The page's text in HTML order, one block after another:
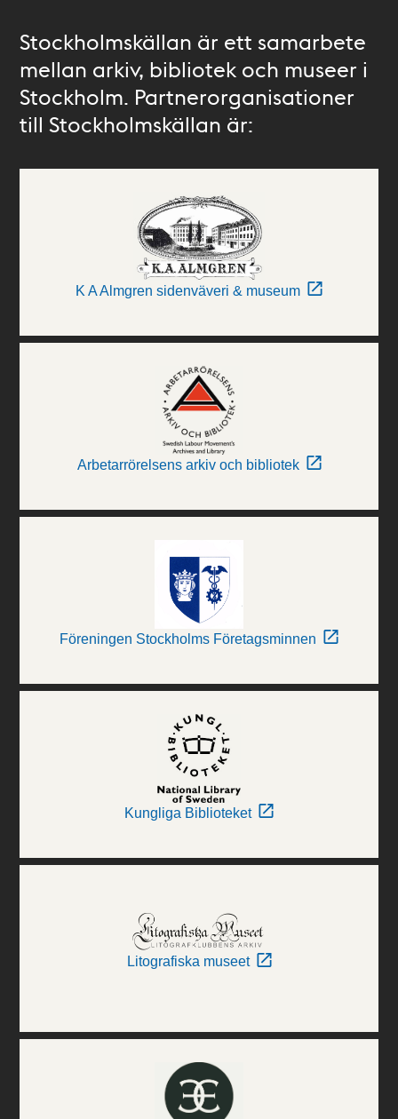
Stockholmskällan är ett samarbete
mellan arkiv, bibliotek och museer i
Stockholm. Partnerorganisationer
till Stockholmskällan är:
K A Almgren sidenväveri & museum
Arbetarrörelsens arkiv och bibliotek
Föreningen Stockholms Företagsminnen
Kungliga Biblioteket
Litografiska museet